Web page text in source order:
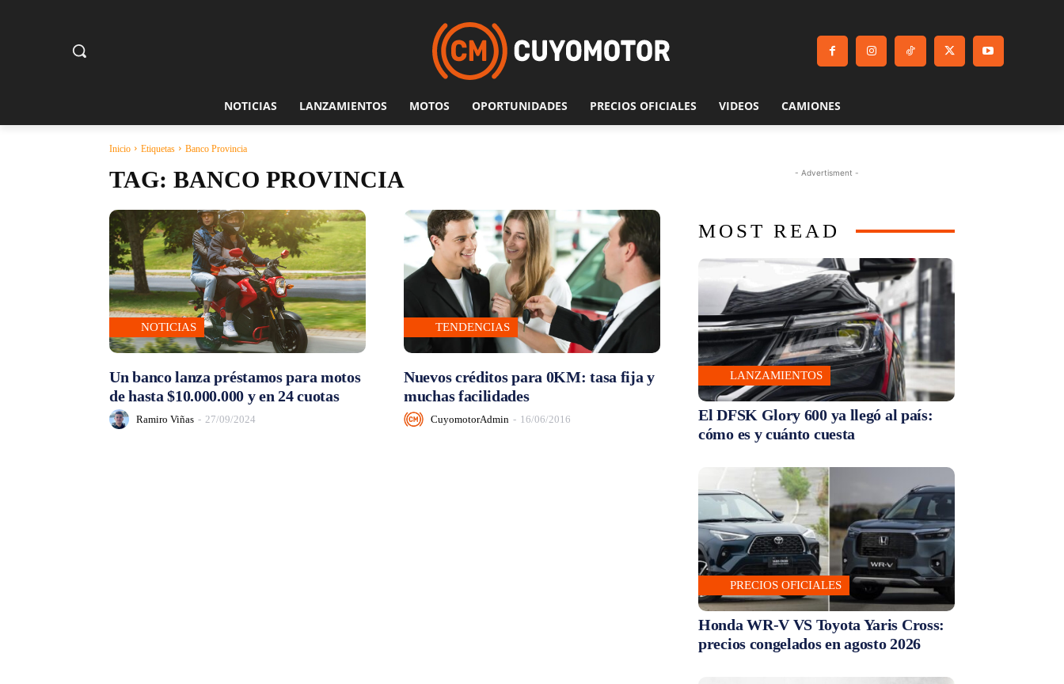
NOTICIAS LANZAMIENTOS MOTOS OPORTUNIDADES PRECIOS OFICIALES VIDEOS CAMIONES
Inicio Etiquetas Banco Provincia
TAG: BANCO PROVINCIA
NOTICIAS
Un banco lanza préstamos para motos
de hasta $10.000.000 y en 24 cuotas
Ramiro Viñas - 27/09/2024
TENDENCIAS
Nuevos créditos para 0KM: tasa fija y
muchas facilidades
CuyomotorAdmin - 16/06/2016
- Advertisment -
MOST READ
LANZAMIENTOS
El DFSK Glory 600 ya llegó al país:
cómo es y cuánto cuesta
PRECIOS OFICIALES
Honda WR-V VS Toyota Yaris Cross:
precios congelados en agosto 2026